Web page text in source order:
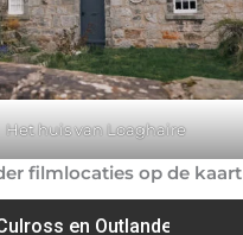
Het huis van Loaghaire
filmlocaties op de kaart